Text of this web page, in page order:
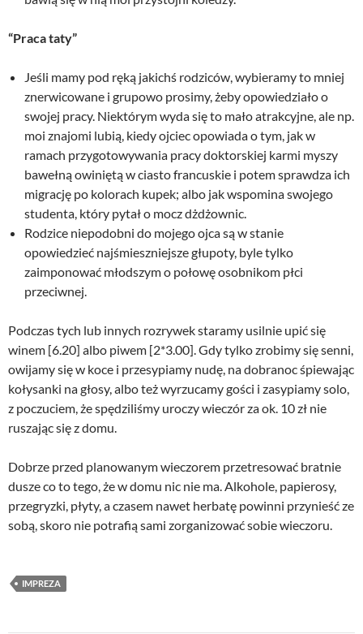
“Praca taty”
Jeśli mamy pod ręką jakichś rodziców, wybieramy to mniej
znerwicowane i grupowo prosimy, żeby opowiedziało o
swojej pracy. Niektórym wyda się to mało atrakcyjne, ale np.
moi znajomi lubią, kiedy ojciec opowiada o tym, jak w
ramach przygotowywania pracy doktorskiej karmi myszy
bawełną owiniętą w ciasto francuskie i potem sprawdza ich
migrację po kolorach kupek; albo jak wspomina swojego
studenta, który pytał o mocz dżdżownic.
Rodzice niepodobni do mojego ojca są w stanie
opowiedzieć najśmieszniejsze głupoty, byle tylko
zaimponować młodszym o połowę osobnikom płci
przeciwnej.
Podczas tych lub innych rozrywek staramy usilnie upić się
winem [6.20] albo piwem [2*3.00]. Gdy tylko zrobimy się senni,
owijamy się w koce i przesypiamy nudę, na dobranoc śpiewając
kołysanki na głosy, albo też wyrzucamy gości i zasypiamy solo,
z poczuciem, że spędziliśmy uroczy wieczór za ok. 10 zł nie
ruszając się z domu.
Dobrze przed planowanym wieczorem przetresować bratnie
dusze co to tego, że w domu nic nie ma. Alkohole, papierosy,
przegryzki, płyty, a czasem nawet herbatę powinni przynieść ze
sobą, skoro nie potrafią sami zorganizować sobie wieczoru.
IMPREZA